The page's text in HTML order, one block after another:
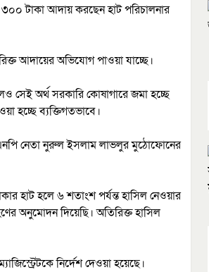
টাকা আদায় করছেন হাট পরিচালনার
আদায়ের অভিযোগ পাওয়া যাচ্ছে।
সেই অর্থ সরকারি কোষাগারে জমা হচ্ছে
হচ্ছে ব্যক্তিগতভাবে।
নেতা নুরুল ইসলাম লাভলুর মুঠোফোনের
হাট হলে ৬ শতাংশ পর্যন্ত হাসিল নেওয়ার
অনুমোদন দিয়েছি। অতিরিক্ত হাসিল
নির্দেশ দেওয়া হয়েছে।